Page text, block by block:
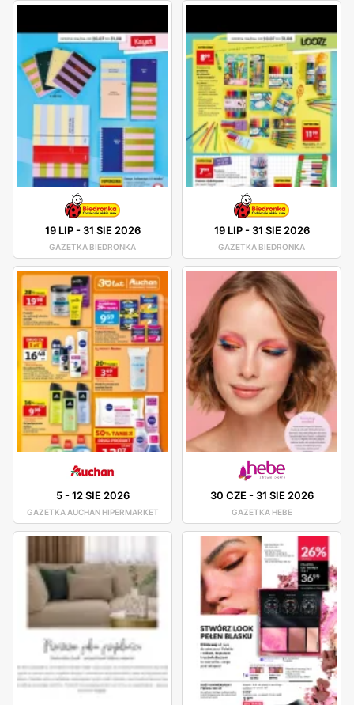
19 LIP- 31 SIE 2026
GAZETKA BIEDRONKA
19 LIP- 31 SIE 2026
GAZETKA BIEDRONKA
5-12 SIE 2026
GAZETKA AUCHAN HIPERMARKET
30 CZE - 31 SIE 2026
GAZETKA HEBE